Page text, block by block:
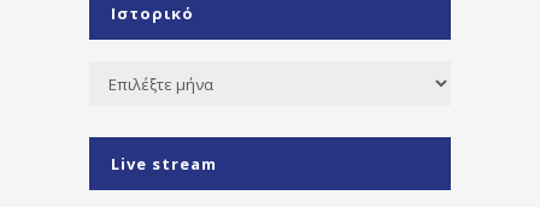
Ιστορικό
Ιστορικό
Live stream